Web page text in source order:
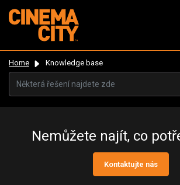
Home Knowledge base
Nemůžete najít, co
Kontaktujte nás